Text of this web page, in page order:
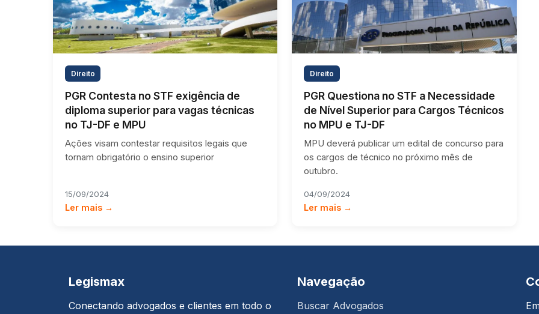
Direito
PGR Contesta no STF exigência de
diploma superior para vagas técnicas
no TJ-DF e MPU
Ações visam contestar requisitos legais que
tornam obrigatório o ensino superior
15/09/2024
Ler mais →
Direito
PGR Questiona no STF a Necessidade
de Nível Superior para Cargos Técnicos
no MPU e TJ-DF
MPU deverá publicar um edital de concurso para
os cargos de técnico no próximo mês de
outubro.
04/09/2024
Ler mais →
Legismax
Conectando advogados e clientes em todo o
Navegação
Buscar Advogados